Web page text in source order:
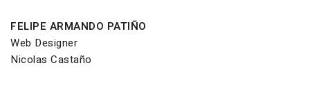
FELIPE ARMANDO PATIÑO
Web Designer
Nicolas Castaño